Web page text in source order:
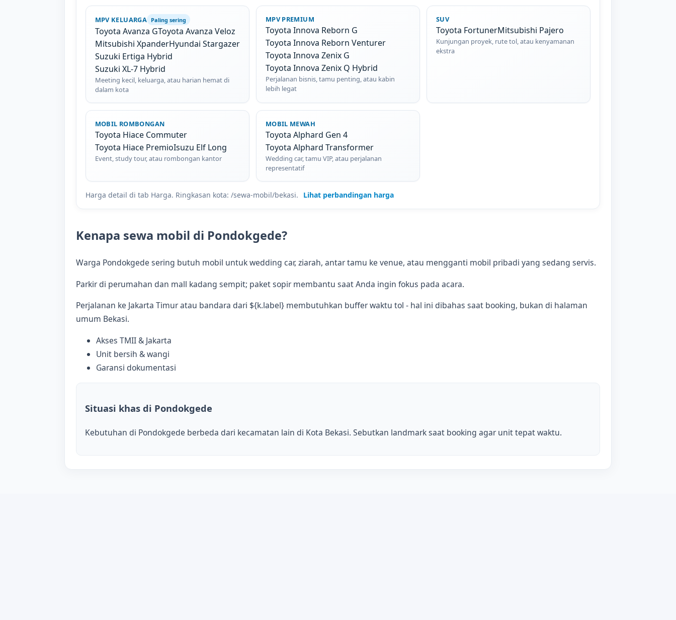
MPV KELUARGA Paling sering
Toyota Avanza GToyota Avanza Veloz
Mitsubishi XpanderHyundai Stargazer
Suzuki Ertiga Hybrid
Suzuki XL-7 Hybrid
Meeting kecil, keluarga, atau harian hemat di
dalam kota
MPV PREMIUM
Toyota Innova Reborn G
Toyota Innova Reborn Venturer
Toyota Innova Zenix G
Toyota Innova Zenix Q Hybrid
Perjalanan bisnis, tamu penting, atau kabin
lebih legat
SUV
Toyota FortunerMitsubishi Pajero
Kunjungan proyek, rute tol, atau kenyamanan
ekstra
MOBIL ROMBONGAN
Toyota Hiace Commuter
Toyota Hiace PremioIsuzu Elf Long
Event, study tour, atau rombongan kantor
MOBIL MEWAH
Toyota Alphard Gen 4
Toyota Alphard Transformer
Wedding car, tamu VIP, atau perjalanan
representatif
Harga detail di tab Harga. Ringkasan kota: /sewa-mobil/bekasi. Lihat perbandingan harga
Kenapa sewa mobil di Pondokgede?
Warga Pondokgede sering butuh mobil untuk wedding car, ziarah, antar tamu ke venue, atau mengganti mobil pribadi yang sedang servis.
Parkir di perumahan dan mall kadang sempit; paket sopir membantu saat Anda ingin fokus pada acara.
Perjalanan ke Jakarta Timur atau bandara dari ${k.label} membutuhkan buffer waktu tol - hal ini dibahas saat booking, bukan di halaman
umum Bekasi.
Akses TMII & Jakarta
Unit bersih & wangi
Garansi dokumentasi
Situasi khas di Pondokgede
Kebutuhan di Pondokgede berbeda dari kecamatan lain di Kota Bekasi. Sebutkan landmark saat booking agar unit tepat waktu.